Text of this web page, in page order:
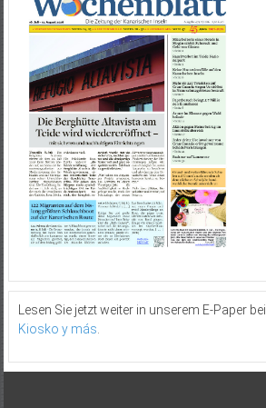
Lesen Sie jetzt weiter in unserem E-Paper bei
Kiosko y más.